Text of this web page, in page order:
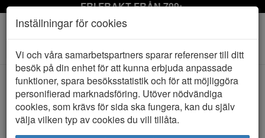
FRI FRAKT FRÅN 799:-
Toggle
navigation
HEM EVER GREEN
Inställningar för cookies
Vi och våra samarbetspartners sparar referenser till ditt
besök på din enhet för att kunna erbjuda anpassade
funktioner, spara besöksstatistik och för att möjliggöra
personifierad marknadsföring. Utöver nödvändiga
cookies, som krävs för sida ska fungera, kan du själv
välja vilken typ av cookies du vill tillåta.